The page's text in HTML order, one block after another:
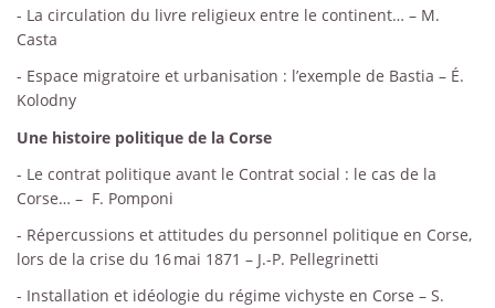
- La circulation du livre religieux entre le continent… – M.
Casta
- Espace migratoire et urbanisation : l’exemple de Bastia – É.
Kolodny
Une histoire politique de la Corse
- Le contrat politique avant le Contrat social : le cas de la
Corse… – F. Pomponi
- Répercussions et attitudes du personnel politique en Corse,
lors de la crise du 16 mai 1871 – J.-P. Pellegrinetti
- Installation et idéologie du régime vichyste en Corse – S.